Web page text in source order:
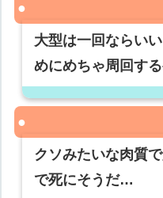
大型は一回ならい
めにめちゃ周回す
クソみたいな肉質
で死にそうだ…